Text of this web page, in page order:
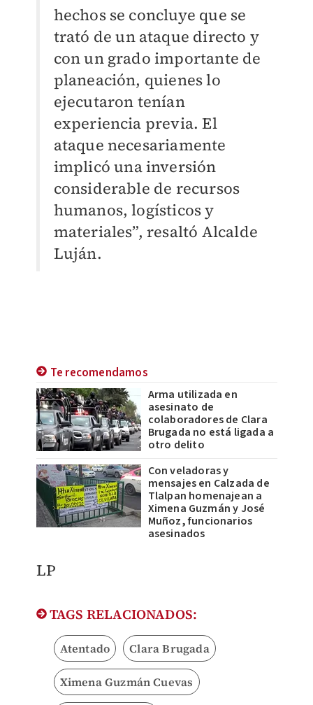
hechos se concluye que se
trató de un ataque directo y
con un grado importante de
planeación, quienes lo
ejecutaron tenían
experiencia previa. El
ataque necesariamente
implicó una inversión
considerable de recursos
humanos, logísticos y
materiales”, resaltó Alcalde
Luján.
Te recomendamos
Arma utilizada en
asesinato de
colaboradores de Clara
Brugada no está ligada a
otro delito
Con veladoras y
mensajes en Calzada de
Tlalpan homenajean a
Ximena Guzmán y José
Muñoz, funcionarios
asesinados
LP
TAGS RELACIONADOS:
Atentado Clara Brugada
Ximena Guzmán Cuevas